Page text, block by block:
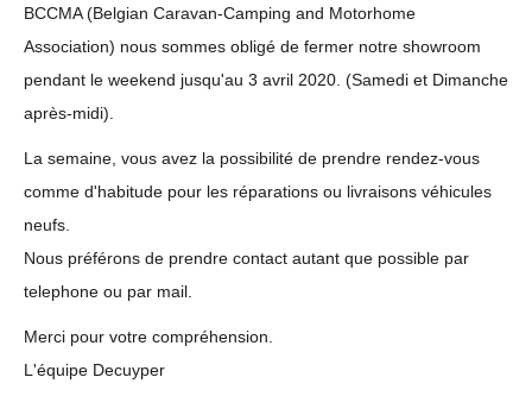
BCCMA (Belgian Caravan-Camping and Motorhome
Association) nous sommes obligé de fermer notre showroom
pendant le weekend jusqu'au 3 avril 2020. (Samedi et Dimanche
après-midi).
La semaine, vous avez la possibilité de prendre rendez-vous
comme d'habitude pour les réparations ou livraisons véhicules
neufs.
Nous préférons de prendre contact autant que possible par
telephone ou par mail.
Merci pour votre compréhension.
L'équipe Decuyper